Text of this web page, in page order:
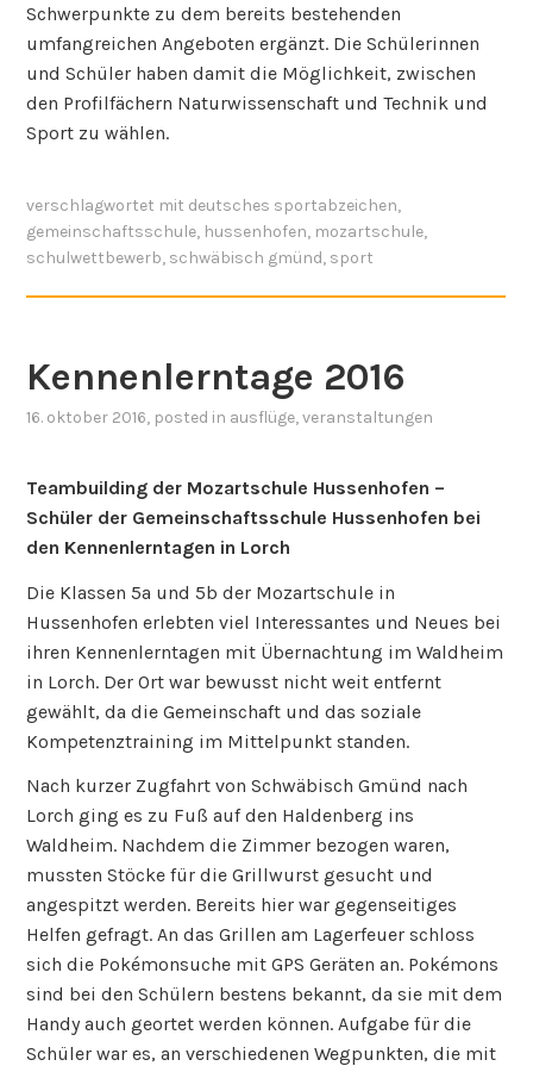
Schwerpunkte zu dem bereits bestehenden
umfangreichen Angeboten ergänzt. Die Schülerinnen
und Schüler haben damit die Möglichkeit, zwischen
den Profilfächern Naturwissenschaft und Technik und
Sport zu wählen.
verschlagwortet mit deutsches sportabzeichen,
gemeinschaftsschule, hussenhofen, mozartschule,
schulwettbewerb, schwäbisch gmünd, sport
Kennenlerntage 2016
16. oktober 2016, posted in ausflüge,veranstaltungen
Teambuilding der Mozartschule Hussenhofen –
Schüler der Gemeinschaftsschule Hussenhofen bei
den Kennenlerntagen in Lorch
Die Klassen 5a und 5b der Mozartschule in
Hussenhofen erlebten viel Interessantes und Neues bei
ihren Kennenlerntagen mit Übernachtung im Waldheim
in Lorch. Der Ort war bewusst nicht weit entfernt
gewählt, da die Gemeinschaft und das soziale
Kompetenztraining im Mittelpunkt standen.
Nach kurzer Zugfahrt von Schwäbisch Gmünd nach
Lorch ging es zu Fuß auf den Haldenberg ins
Waldheim. Nachdem die Zimmer bezogen waren,
mussten Stöcke für die Grillwurst gesucht und
angespitzt werden. Bereits hier war gegenseitiges
Helfen gefragt. An das Grillen am Lagerfeuer schloss
sich die Pokémonsuche mit GPS Geräten an. Pokémons
sind bei den Schülern bestens bekannt, da sie mit dem
Handy auch geortet werden können. Aufgabe für die
Schüler war es, an verschiedenen Wegpunkten, die mit